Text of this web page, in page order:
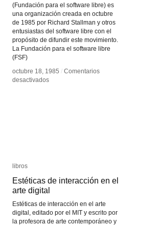
(Fundación para el software libre) es
una organización creada en octubre
de 1985 por Richard Stallman y otros
entusiastas del software libre con el
propósito de difundir este movimiento.
La Fundación para el software libre
(FSF)
octubre 18, 1985 / Comentarios
desactivadosen
octubre 18, 1985 / Comentarios
desactivadosen
libros
Estéticas de interacción en el
arte digital
Estéticas de interacción en el arte
digital, editado por el MIT y escrito por
la profesora de arte contemporáneo y
libros
Estéticas de interacción en el
arte digital